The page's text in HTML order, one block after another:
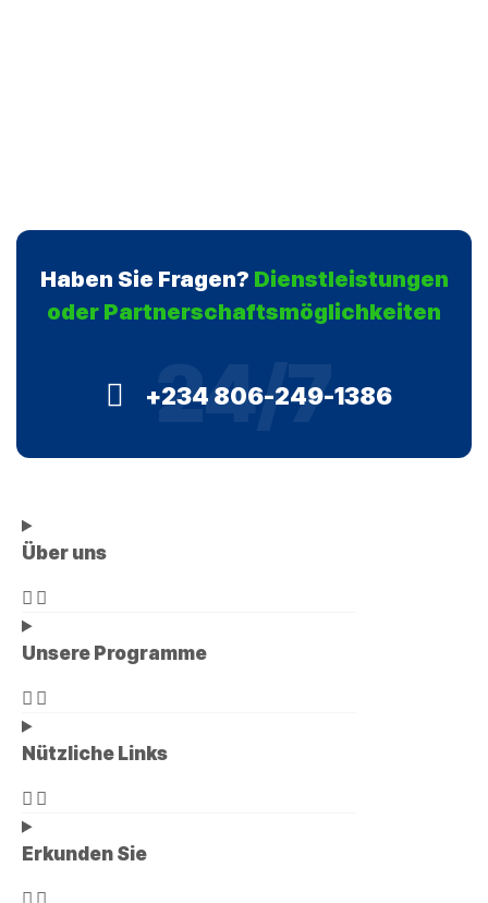
Haben Sie Fragen? Dienstleistungen
oder Partnerschaftsmöglichkeiten
+234 806-249-1386
24/7
Über uns
Unsere Programme
Nützliche Links
Erkunden Sie